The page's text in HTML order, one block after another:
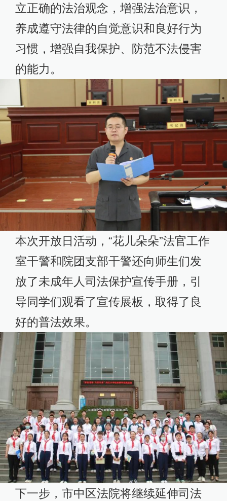
立正确的法治观念，增强法治意识，
养成遵守法律的自觉意识和良好行为
习惯，增强自我保护、防范不法侵害
的能力。
本次开放日活动，“花儿朵朵”法官工作
室干警和院团支部干警还向师生们发
放了未成年人司法保护宣传手册，引
导同学们观看了宣传展板，取得了良
好的普法效果。
下一步，市中区法院将继续延伸司法